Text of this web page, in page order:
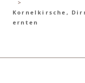
Kornelkirsche,
ernten